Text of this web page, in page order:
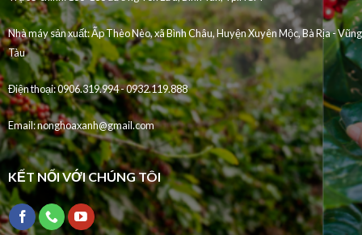
Nhà máy sản xuất:Ấp Thèo Nèo, xã Bình Châu, Huyện Xuyên Mộc, Bà Rịa - Vũng
Tàu
Điện thoại:0906.319.994 - 0932.119.888
Email:nonghoaxanh@gmail.com
KẾT NỐI VỚI CHÚNG TÔI